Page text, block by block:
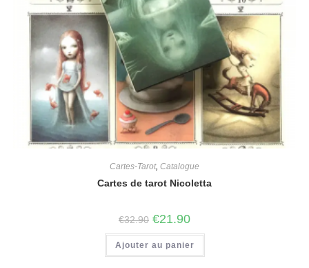
Cartes-Tarot, Catalogue
Cartes de tarot Nicoletta
€32.90 €21.90
Ajouter au panier